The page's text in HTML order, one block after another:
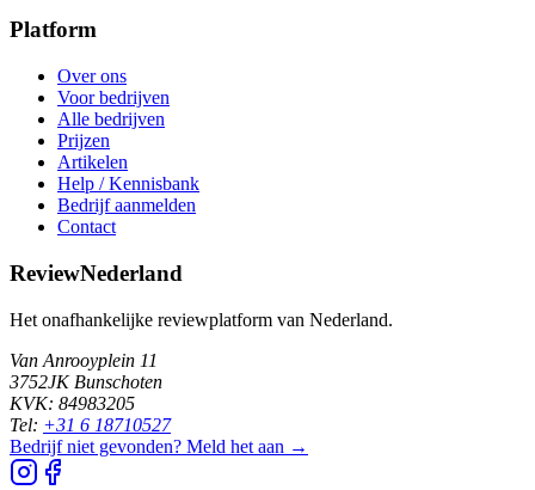
Platform
Over ons
Voor bedrijven
Alle bedrijven
Prijzen
Artikelen
Help / Kennisbank
Bedrijf aanmelden
Contact
ReviewNederland
Het onafhankelijke reviewplatform van Nederland.
Van Anrooyplein 11
3752JK Bunschoten
KVK: 84983205
Tel: +31 6 18710527
Bedrijf niet gevonden? Meld het aan →